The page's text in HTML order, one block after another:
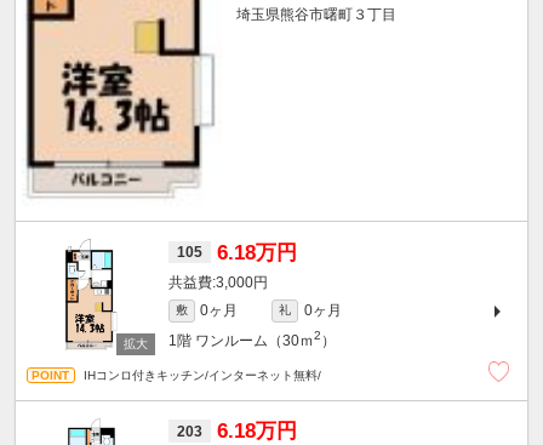
埼玉県熊谷市曙町３丁目
105 6.18万円
3,000円
敷 0ヶ月 礼
0ヶ月
1階 ワンルーム（30ｍ2 ）
IHコンロ付きキッチン/インターネット無料/
203 6.18万円